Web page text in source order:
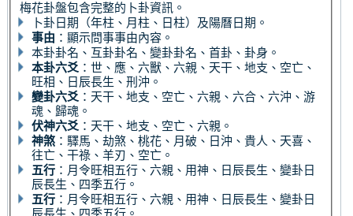
梅花卦盤包含完整的卜卦資訊。
卜卦日期（年柱、月柱、日柱）及陽曆日期。
事由 ：顯示問事事由內容。
本卦卦名、互卦卦名、變卦卦名、首卦、卦身。
本卦六爻 ：世、應、六獸、六親、天干、地支、空亡、
旺相、日辰長生、刑沖。
變卦六爻 ：天干、地支、空亡、六親、六合、六沖、游
魂、歸魂。
伏神六爻 ：天干、地支、空亡、六親。
神煞 ：驛馬、劫煞、桃花、月破、日沖、貴人、天喜、
往亡、干祿、羊刃、空亡。
五行 ：月令旺相五行、六親、用神、日辰長生、變卦日
辰長生、四季五行。
五行 ：月令旺相五行、六親、用神、日辰長生、變卦日